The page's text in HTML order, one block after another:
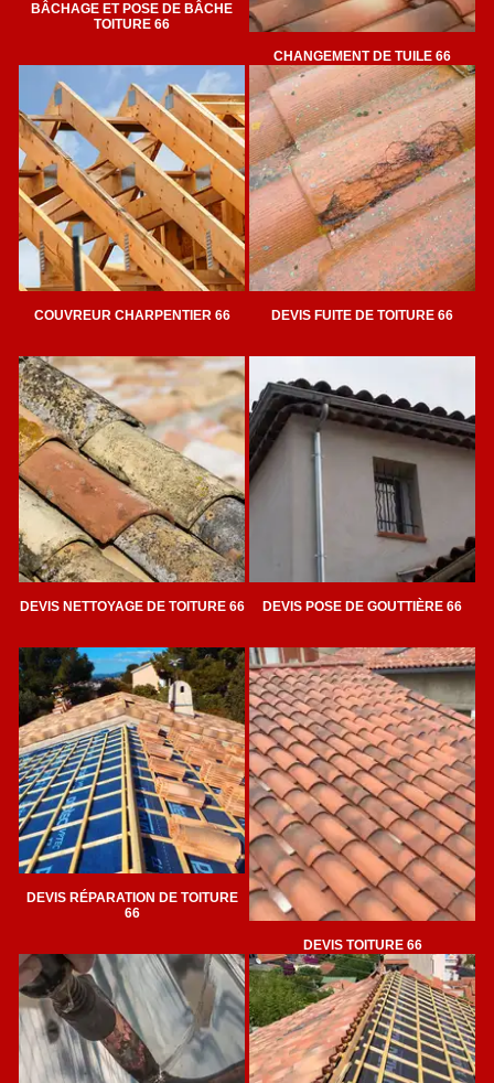
BÂCHAGE ET POSE DE BÂCHE
TOITURE 66
CHANGEMENT DE TUILE 66
COUVREUR CHARPENTIER 66 DEVIS FUITE DE TOITURE 66
DEVIS NETTOYAGE DE TOITURE 66 DEVIS POSE DE GOUTTIÈRE 66
DEVIS RÉPARATION DE TOITURE
66
DEVIS TOITURE 66